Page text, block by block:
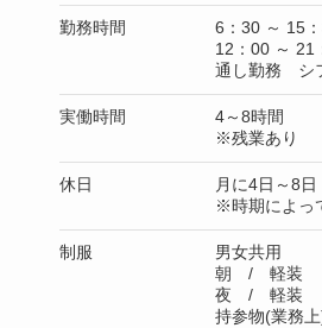
勤務時間
6：30 ～ 15
12：00 ～ 21
通し勤務 シ
実働時間
4～8時間
※残業あり
休日
月に4日～8日
※時期によっ
制服
男女共用
朝 / 軽装
夜 / 軽装
持参物(業務